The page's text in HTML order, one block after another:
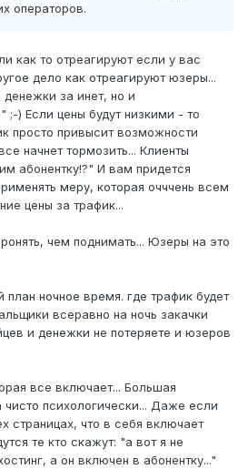
операторов.
как то отреагируют если у вас
дело как отреагируют юзеры...
денежки за инет, но и
) Если цены будут низкими - то
просто привысит возможности
начнет тормозить... Клиенты
абонентку!?" И вам придется
меру, которая очччень всем
цены за трафик...
чем поднимать... Юзеры на это
ночное время. где трафик будет
всеравно на ночь закачки
и денежки не потеряете и юзеров
все включает... Большая
чисто психологически... Даже если
страницах, что в себя включает
те кто скажут: "а вот я не
а он включен в абонентку..."